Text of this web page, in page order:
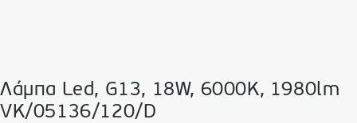
Λάμπα Led, G13, 18W, 6000K, 1980lm
VK/05136/120/D